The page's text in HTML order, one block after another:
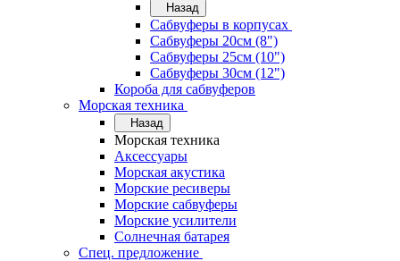
Назад
Сабвуферы в корпусах
Сабвуферы 20см (8")
Сабвуферы 25см (10")
Сабвуферы 30см (12")
Короба для сабвуферов
Морская техника
Назад
Морская техника
Аксессуары
Морская акустика
Морские ресиверы
Морские сабвуферы
Морские усилители
Солнечная батарея
Спец. предложение